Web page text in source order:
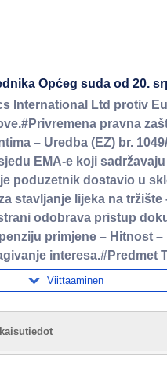
Općeg suda od 20.
International Ltd protiv
pravna
– Uredba (EZ) br.
EMA‑e koji sadržavaju
poduzetnik dostavio u
stavljanje lijeka na tržište
odobrava pristup
primjene – Hitnost –
interesa.#Predmet
Viittaaminen